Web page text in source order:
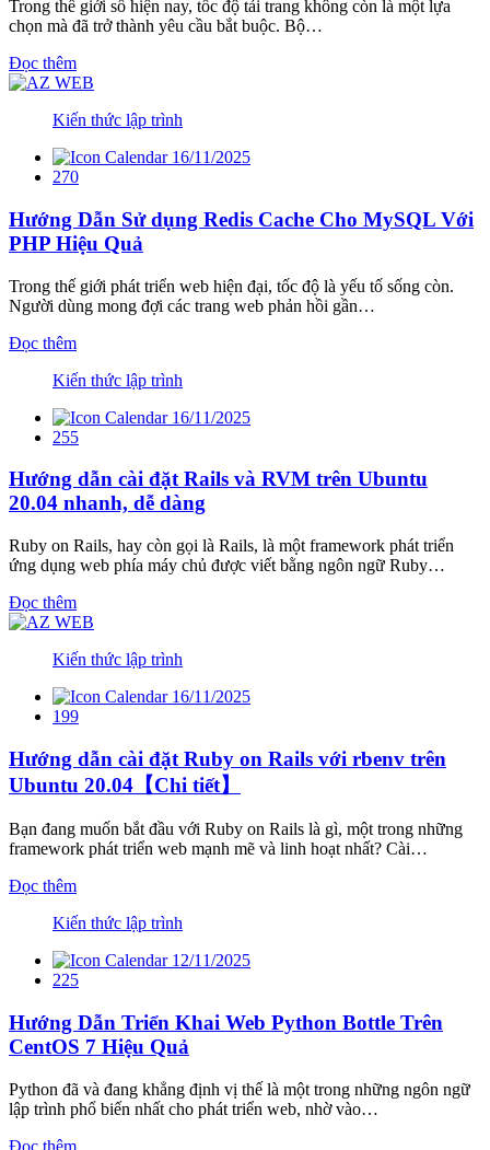
Trong thế giới số hiện nay, tốc độ tải trang không còn là một lựa
chọn mà đã trở thành yêu cầu bắt buộc. Bộ…
Đọc thêm
Kiến thức lập trình
16/11/2025
270
Hướng Dẫn Sử dụng Redis Cache Cho MySQL Với
PHP Hiệu Quả
Trong thế giới phát triển web hiện đại, tốc độ là yếu tố sống còn.
Người dùng mong đợi các trang web phản hồi gần…
Đọc thêm
Kiến thức lập trình
16/11/2025
255
Hướng dẫn cài đặt Rails và RVM trên Ubuntu
20.04 nhanh, dễ dàng
Ruby on Rails, hay còn gọi là Rails, là một framework phát triển
ứng dụng web phía máy chủ được viết bằng ngôn ngữ Ruby…
Đọc thêm
Kiến thức lập trình
16/11/2025
199
Hướng dẫn cài đặt Ruby on Rails với rbenv trên
Ubuntu 20.04【Chi tiết】
Bạn đang muốn bắt đầu với Ruby on Rails là gì, một trong những
framework phát triển web mạnh mẽ và linh hoạt nhất? Cài…
Đọc thêm
Kiến thức lập trình
12/11/2025
225
Hướng Dẫn Triển Khai Web Python Bottle Trên
CentOS 7 Hiệu Quả
Python đã và đang khẳng định vị thế là một trong những ngôn ngữ
lập trình phổ biến nhất cho phát triển web, nhờ vào…
Đọc thêm